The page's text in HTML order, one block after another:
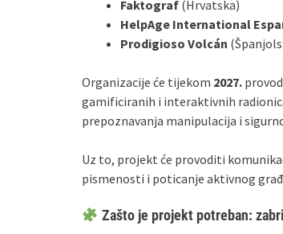
Faktograf (Hrvatska)
HelpAge International
Prodigioso Volcán
Organizacije će tijekom 2027.
gamificiranih i interaktivnih
prepoznavanja manipulacija i
Uz to, projekt će provoditi
pismenosti i poticanje aktivnog
Zašto je projekt potreban: